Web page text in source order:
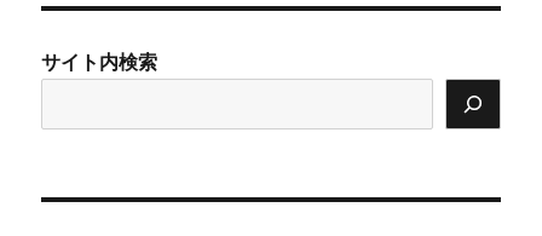
の
ペ
ー
ジ
サイト内検索